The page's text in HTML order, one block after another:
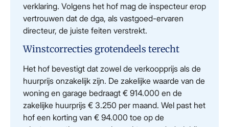
verklaring. Volgens het hof mag de inspecteur erop
vertrouwen dat de dga, als vastgoed-ervaren
directeur, de juiste feiten verstrekt.
Winstcorrecties grotendeels terecht
Het hof bevestigt dat zowel de verkoopprijs als de
huurprijs onzakelijk zijn. De zakelijke waarde van de
woning en garage bedraagt € 914.000 en de
zakelijke huurprijs € 3.250 per maand. Wel past het
hof een korting van € 94.000 toe op de